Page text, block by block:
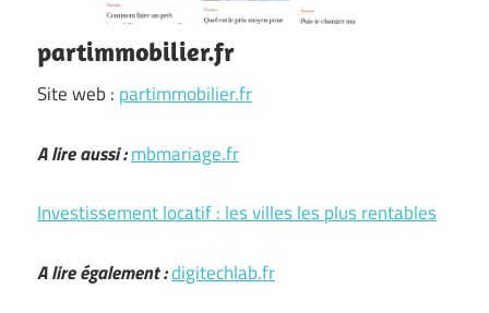
partimmobilier.fr
Site web : partimmobilier.fr
A lire aussi :mbmariage.fr
Investissement locatif : les villes les plus rentables
A lire également :digitechlab.fr